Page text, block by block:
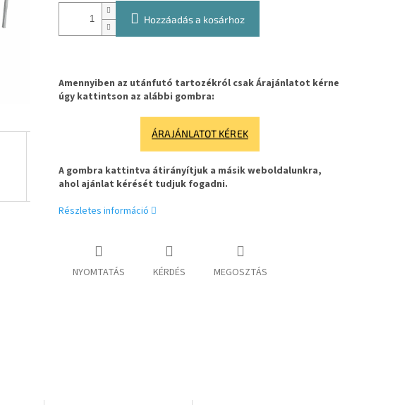
Hozzáadás a kosárhoz
Amennyiben az utánfutó tartozékról csak Árajánlatot kérne
úgy kattintson az alábbi gombra:
ÁRAJÁNLATOT KÉREK
A gombra kattintva átirányítjuk a másik weboldalunkra,
ahol ajánlat kérését tudjuk fogadni.
Részletes információ
NYOMTATÁS KÉRDÉS MEGOSZTÁS